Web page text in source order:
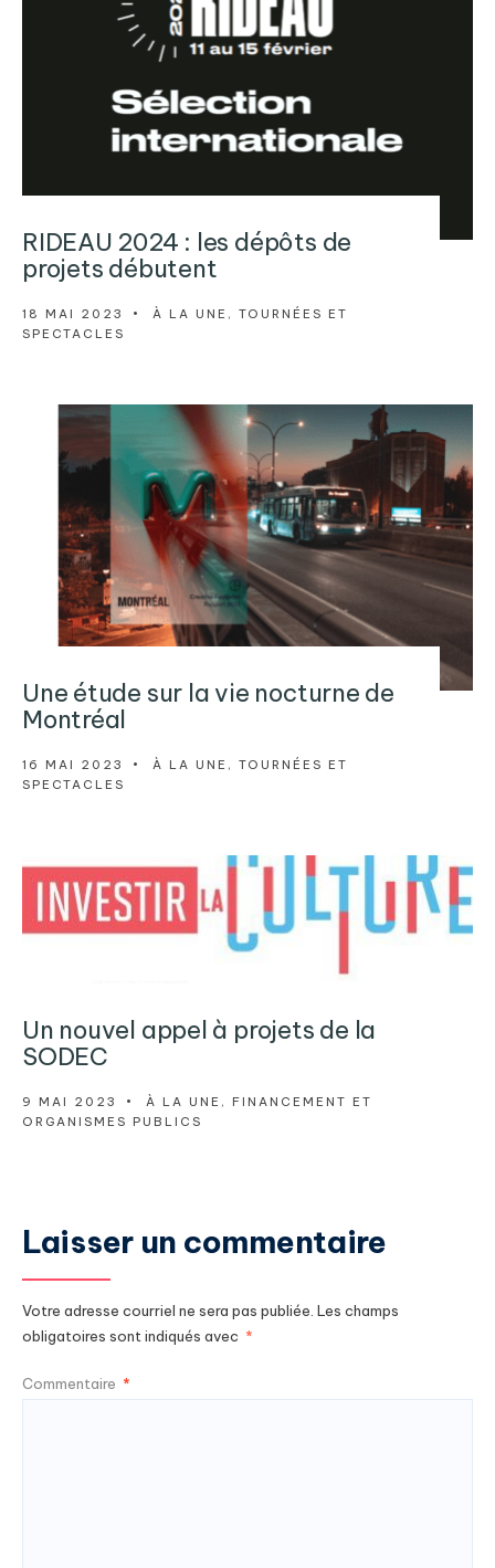
RIDEAU 2024 : les dépôts de
projets débutent
18 MAI 2023 • À LA UNE , TOURNÉES ET
SPECTACLES
Une étude sur la vie nocturne de
Montréal
16 MAI 2023 • À LA UNE , TOURNÉES ET
SPECTACLES
Un nouvel appel à projets de la
SODEC
9 MAI 2023 • À LA UNE , FINANCEMENT ET
ORGANISMES PUBLICS
Laisser un commentaire
Votre adresse courriel ne sera pas publiée. Les champs
obligatoires sont indiqués avec *
Commentaire *